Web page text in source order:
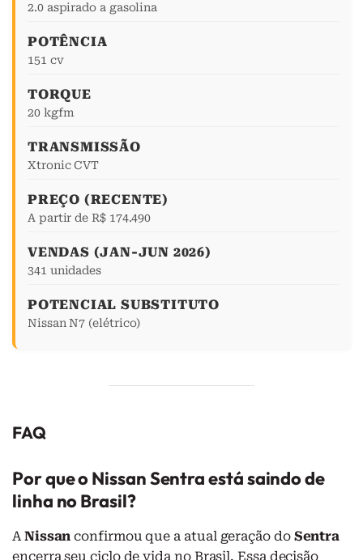
2.0 aspirado a gasolina
POTÊNCIA
151 cv
TORQUE
20 kgfm
TRANSMISSÃO
Xtronic CVT
PREÇO (RECENTE)
A partir de R$ 174.490
VENDAS (JAN-JUN 2026)
341 unidades
POTENCIAL SUBSTITUTO
Nissan N7 (elétrico)
FAQ
Por que o Nissan Sentra está saindo de
linha no Brasil?
A Nissan confirmou que a atual geração do Sentra
encerra seu ciclo de vida no Brasil. Essa decisão